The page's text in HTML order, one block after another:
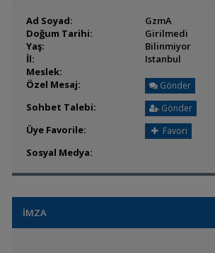
Ad Soyad:
GzmA
Doğum Tarihi:
Girilmedi
Yaş:
Bilinmiyor
İl:
Istanbul
Meslek:
Özel Mesaj:
Gönder
Sohbet Talebi: Gönder
Üye Favorile: Favori
Sosyal Medya:
İMZA